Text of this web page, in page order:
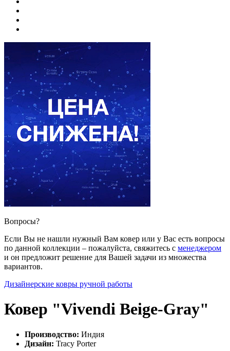
Вопросы?
Если Вы не нашли нужный Вам ковер или у Вас есть вопросы
по данной коллекции – пожалуйста, свяжитесь с менеджером
и он предложит решение для Вашей задачи из множества
вариантов.
Дизайнерские ковры ручной работы
Ковер "Vivendi Beige-Gray"
Производство: Индия
Дизайн: Tracy Porter